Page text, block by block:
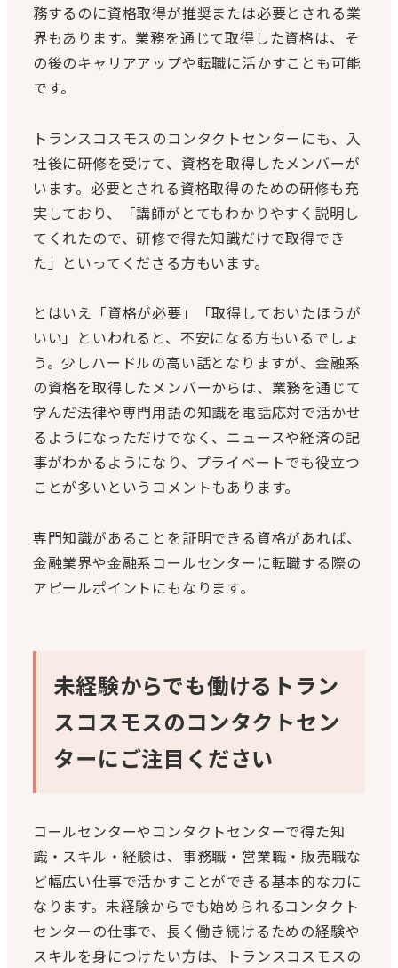
務するのに資格取得が推奨または必要とされる業
界もあります。業務を通じて取得した資格は、そ
の後のキャリアアップや転職に活かすことも可能
です。
トランスコスモスのコンタクトセンターにも、入
社後に研修を受けて、資格を取得したメンバーが
います。必要とされる資格取得のための研修も充
実しており、「講師がとてもわかりやすく説明し
てくれたので、研修で得た知識だけで取得でき
た」といってくださる方もいます。
とはいえ「資格が必要」「取得しておいたほうが
いい」といわれると、不安になる方もいるでしょ
う。少しハードルの高い話となりますが、金融系
の資格を取得したメンバーからは、業務を通じて
学んだ法律や専門用語の知識を電話応対で活かせ
るようになっただけでなく、ニュースや経済の記
事がわかるようになり、プライベートでも役立つ
ことが多いというコメントもあります。
専門知識があることを証明できる資格があれば、
金融業界や金融系コールセンターに転職する際の
アピールポイントにもなります。
未経験からでも働けるトラン
スコスモスのコンタクトセン
ターにご注目ください
コールセンターやコンタクトセンターで得た知
識・スキル・経験は、事務職・営業職・販売職な
ど幅広い仕事で活かすことができる基本的な力に
なります。未経験からでも始められるコンタクト
センターの仕事で、長く働き続けるための経験や
スキルを身につけたい方は、トランスコスモスの